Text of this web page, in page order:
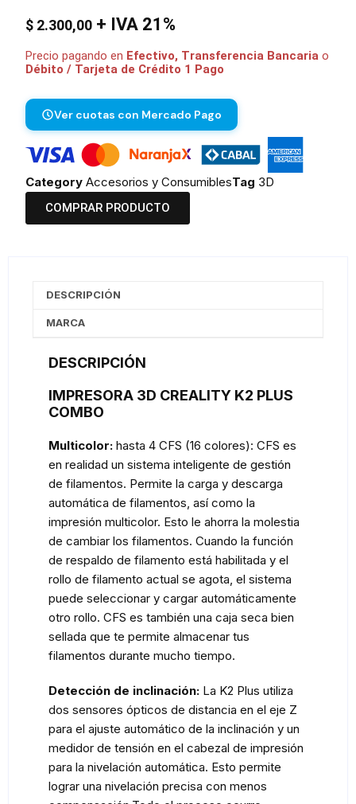
$ 2.300,00 + IVA 21%
Precio pagando en Efectivo, Transferencia Bancaria o
Débito / Tarjeta de Crédito 1 Pago
Ver cuotas con Mercado Pago
Category Accesorios y ConsumiblesTag 3D
COMPRAR PRODUCTO
DESCRIPCIÓN
MARCA
DESCRIPCIÓN
IMPRESORA 3D CREALITY K2 PLUS
COMBO
Multicolor: hasta 4 CFS (16 colores): CFS es
en realidad un sistema inteligente de gestión
de filamentos. Permite la carga y descarga
automática de filamentos, así como la
impresión multicolor. Esto le ahorra la molestia
de cambiar los filamentos. Cuando la función
de respaldo de filamento está habilitada y el
rollo de filamento actual se agota, el sistema
puede seleccionar y cargar automáticamente
otro rollo. CFS es también una caja seca bien
sellada que te permite almacenar tus
filamentos durante mucho tiempo.
Detección de inclinación: La K2 Plus utiliza
dos sensores ópticos de distancia en el eje Z
para el ajuste automático de la inclinación y un
medidor de tensión en el cabezal de impresión
para la nivelación automática. Esto permite
lograr una nivelación precisa con menos